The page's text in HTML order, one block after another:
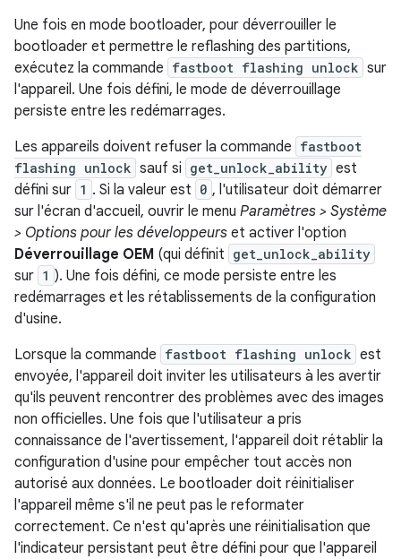
Une fois en mode bootloader, pour déverrouiller le
bootloader et permettre le reflashing des partitions,
exécutez la commande fastboot flashing unlock sur
l'appareil. Une fois défini, le mode de déverrouillage
persiste entre les redémarrages.
Les appareils doivent refuser la commande fastboot
flashing unlock sauf si get_unlock_ability est
défini sur 1 . Si la valeur est 0 , l'utilisateur doit démarrer
sur l'écran d'accueil, ouvrir le menu Paramètres > Système
> Options pour les développeurs et activer l'option
Déverrouillage OEM (qui définit get_unlock_ability
sur 1 ). Une fois défini, ce mode persiste entre les
redémarrages et les rétablissements de la configuration
d'usine.
Lorsque la commande fastboot flashing unlock est
envoyée, l'appareil doit inviter les utilisateurs à les avertir
qu'ils peuvent rencontrer des problèmes avec des images
non officielles. Une fois que l'utilisateur a pris
connaissance de l'avertissement, l'appareil doit rétablir la
configuration d'usine pour empêcher tout accès non
autorisé aux données. Le bootloader doit réinitialiser
l'appareil même s'il ne peut pas le reformater
correctement. Ce n'est qu'après une réinitialisation que
l'indicateur persistant peut être défini pour que l'appareil